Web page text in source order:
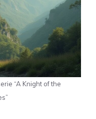
“A Knight of the